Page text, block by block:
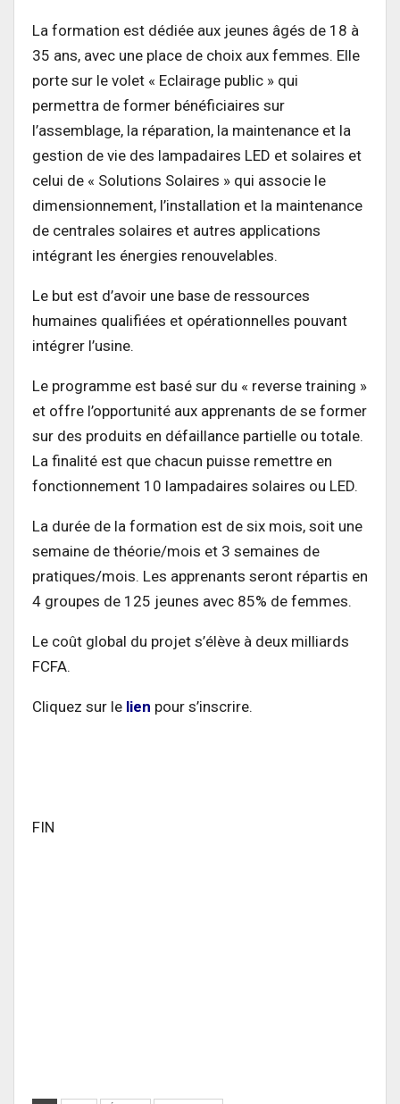
La formation est dédiée aux jeunes âgés de 18 à
35 ans, avec une place de choix aux femmes. Elle
porte sur le volet « Eclairage public » qui
permettra de former bénéficiaires sur
l’assemblage, la réparation, la maintenance et la
gestion de vie des lampadaires LED et solaires et
celui de « Solutions Solaires » qui associe le
dimensionnement, l’installation et la maintenance
de centrales solaires et autres applications
intégrant les énergies renouvelables.
Le but est d’avoir une base de ressources
humaines qualifiées et opérationnelles pouvant
intégrer l’usine.
Le programme est basé sur du « reverse training »
et offre l’opportunité aux apprenants de se former
sur des produits en défaillance partielle ou totale.
La finalité est que chacun puisse remettre en
fonctionnement 10 lampadaires solaires ou LED.
La durée de la formation est de six mois, soit une
semaine de théorie/mois et 3 semaines de
pratiques/mois. Les apprenants seront répartis en
4 groupes de 125 jeunes avec 85% de femmes.
Le coût global du projet s’élève à deux milliards
FCFA.
Cliquez sur le lien pour s’inscrire.
FIN